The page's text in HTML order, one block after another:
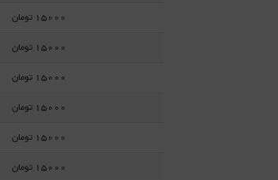
15000 تومان
15000 تومان
15000 تومان
15000 تومان
15000 تومان
15000 تومان